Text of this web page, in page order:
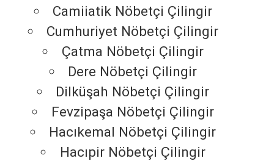
Camiiatik Nöbetçi Çilingir
Cumhuriyet Nöbetçi Çilingir
Çatma Nöbetçi Çilingir
Dere Nöbetçi Çilingir
Dilküşah Nöbetçi Çilingir
Fevzipaşa Nöbetçi Çilingir
Hacıkemal Nöbetçi Çilingir
Hacıpir Nöbetçi Çilingir